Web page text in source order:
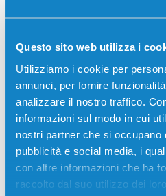
Questo sito web utilizza i
Utilizziamo i cookie per
annunci, per fornire
analizzare il nostro traffico.
informazioni sul modo in cui
nostri partner che si occupano
pubblicità e social media, i
con altre informazioni che ha
raccolto dal suo utilizzo dei
02
giorni
12
Più acquisti, più risparmi:
visualizzare